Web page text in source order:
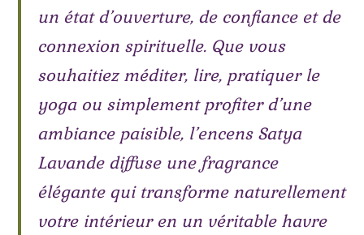
un état d’ouverture, de confiance et de
connexion spirituelle. Que vous
souhaitiez méditer, lire, pratiquer le
yoga ou simplement profiter d’une
ambiance paisible, l’encens Satya
Lavande diffuse une fragrance
élégante qui transforme naturellement
votre intérieur en un véritable havre